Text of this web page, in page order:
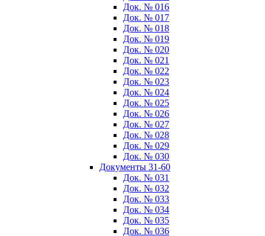
Док. № 016
Док. № 017
Док. № 018
Док. № 019
Док. № 020
Док. № 021
Док. № 022
Док. № 023
Док. № 024
Док. № 025
Док. № 026
Док. № 027
Док. № 028
Док. № 029
Док. № 030
Документы 31-60
Док. № 031
Док. № 032
Док. № 033
Док. № 034
Док. № 035
Док. № 036